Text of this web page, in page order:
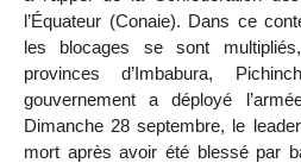
l’Équateur (Conaie). Dans ce
les blocages se sont
provinces d’Imbabura,
gouvernement a déployé
Dimanche 28 septembre, le
mort après avoir été blessé par